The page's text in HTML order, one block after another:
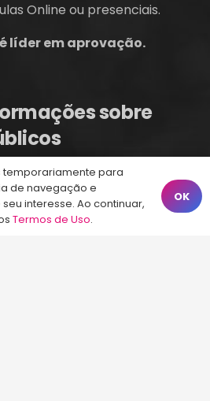
Online ou presenciais.
líder em aprovação.
sobre
– Banca Quadrix
– Edital Publicado
para
de navegação e
interesse. Ao continuar,
Termos de Uso.
OK